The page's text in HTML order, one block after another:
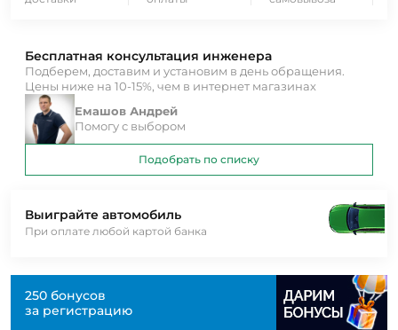
Выиграйте автомобиль
При оплате любой картой банка
250 бонусов
за регистрацию
Бесплатная консультация инженера
Подберем, доставим и установим в день обращения.
Цены ниже на 10-15%, чем в интернет магазинах
Емашов Андрей
Помогу с выбором
Подобрать по списку